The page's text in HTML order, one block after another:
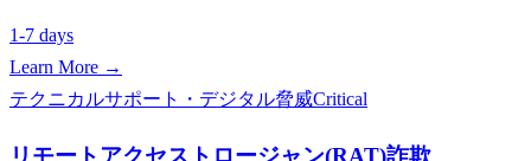
1-7 days
Learn More →
テクニカルサポート・デジタル脅威Critical
リモートアクセストロージャン(RAT)詐欺